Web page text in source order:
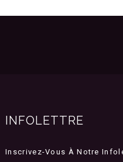
INFOLETTRE
Inscrivez-Vous À Notre